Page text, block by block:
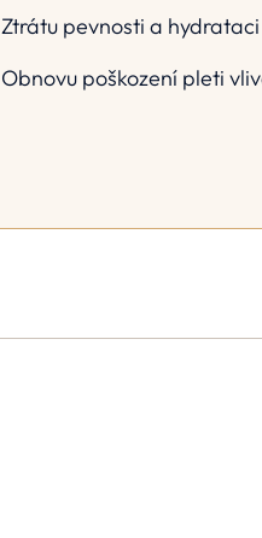
Ztrátu pevnosti a hydrataci
Obnovu poškození pleti